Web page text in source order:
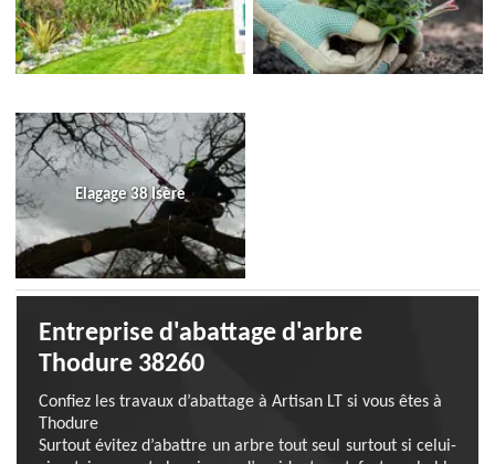
Elagage 38 Isère
Entreprise d'abattage d'arbre
Thodure 38260
Confiez les travaux d’abattage à Artisan LT si vous êtes à
Thodure
Surtout évitez d’abattre un arbre tout seul surtout si celui-